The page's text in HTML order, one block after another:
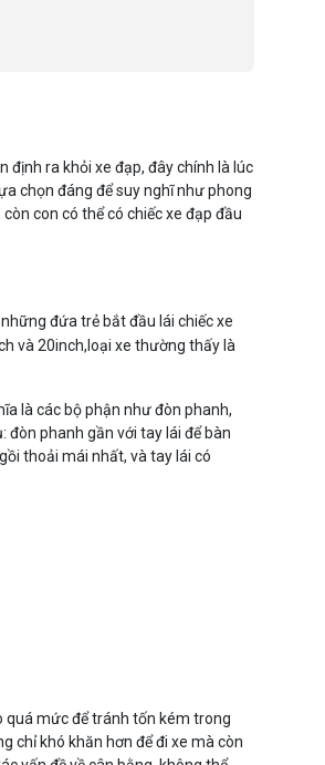
định ra khỏi xe đạp, đây chính là lúc
chọn đáng để suy nghĩ như phong
con có thể có chiếc xe đạp đầu
đứa trẻ bắt đầu lái chiếc xe
và 20inch,loại xe thường thấy là
là các bộ phận như đòn phanh,
đòn phanh gần với tay lái để bàn
thoải mái nhất, và tay lái có
quá mức để tránh tốn kém trong
chỉ khó khăn hơn để đi xe mà còn